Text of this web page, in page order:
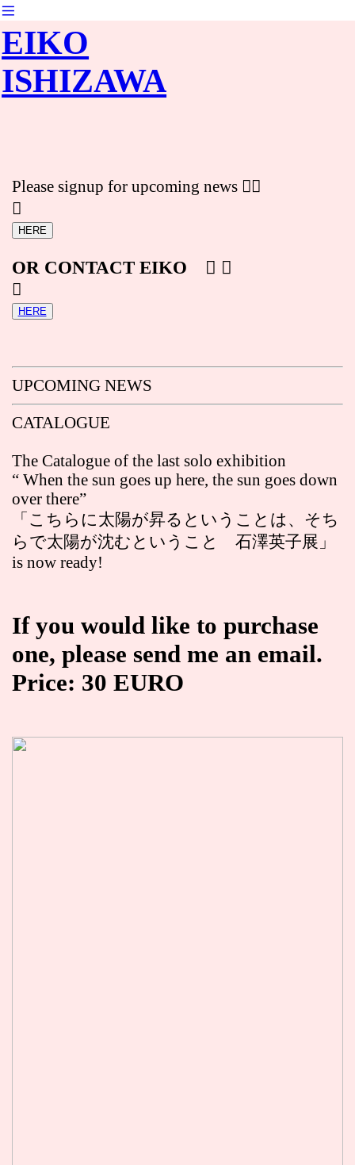
︎
EIKO
ISHIZAWA
Please signup for upcoming news ︎︎
︎
HERE
OR CONTACT EIKO ︎ ︎
︎
HERE
UPCOMING NEWS
CATALOGUE
The Catalogue of the last solo exhibition
“ When the sun goes up here, the sun goes down
over there”
「こちらに太陽が昇るということは、そち
らで太陽が沈むということ 石澤英子展」
is now ready!
If you would like to purchase
one, please send me an email.
Price: 30 EURO